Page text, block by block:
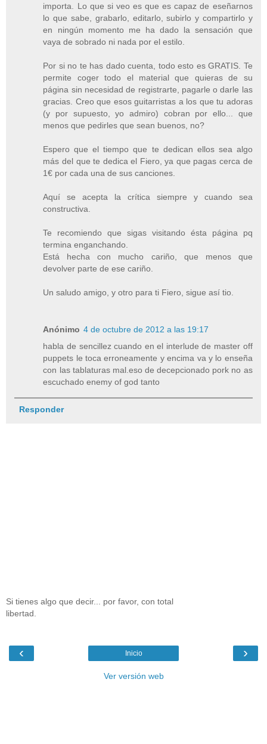
importa. Lo que si veo es que es capaz de eseñarnos
lo que sabe, grabarlo, editarlo, subirlo y compartirlo y
en ningún momento me ha dado la sensación que
vaya de sobrado ni nada por el estilo.
Por si no te has dado cuenta, todo esto es GRATIS. Te
permite coger todo el material que quieras de su
página sin necesidad de registrarte, pagarle o darle las
gracias. Creo que esos guitarristas a los que tu adoras
(y por supuesto, yo admiro) cobran por ello... que
menos que pedirles que sean buenos, no?
Espero que el tiempo que te dedican ellos sea algo
más del que te dedica el Fiero, ya que pagas cerca de
1€ por cada una de sus canciones.
Aquí se acepta la crítica siempre y cuando sea
constructiva.
Te recomiendo que sigas visitando ésta página pq
termina enganchando.
Está hecha con mucho cariño, que menos que
devolver parte de ese cariño.
Un saludo amigo, y otro para ti Fiero, sigue así tio.
Anónimo 4 de octubre de 2012 a las 19:17
habla de sencillez cuando en el interlude de master off
puppets le toca erroneamente y encima va y lo enseña
con las tablaturas mal.eso de decepcionado pork no as
escuchado enemy of god tanto
Responder
Si tienes algo que decir... por favor, con total
libertad.
‹ ›
Inicio
Ver versión web